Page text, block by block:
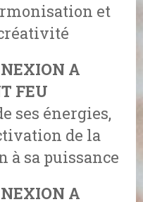
et
A
FEU
ses énergies,
de la
à sa puissance
A